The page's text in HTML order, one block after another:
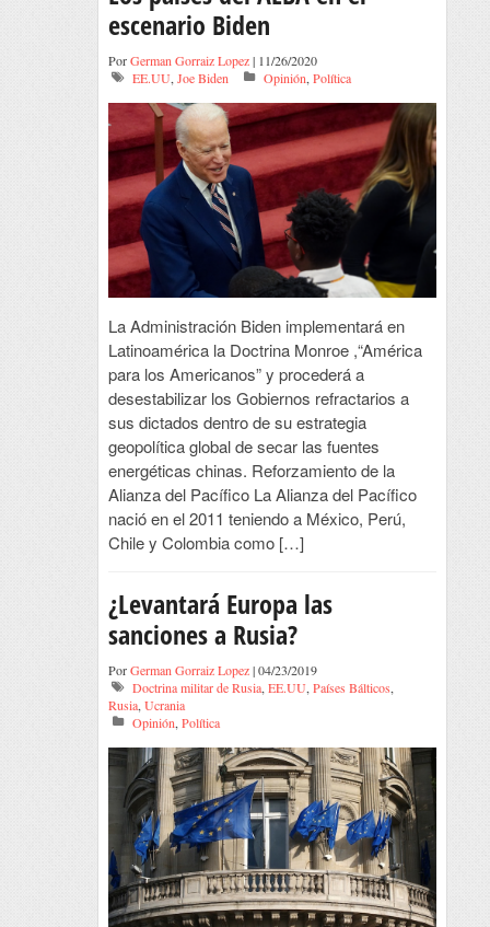
escenario Biden
PorGerman Gorraiz Lopez| 11/26/2020
EE.UU, Joe Biden Opinión, Política
La Administración Biden implementará en
Latinoamérica la Doctrina Monroe ,“América
para los Americanos” y procederá a
desestabilizar los Gobiernos refractarios a
sus dictados dentro de su estrategia
geopolítica global de secar las fuentes
energéticas chinas. Reforzamiento de la
Alianza del Pacífico La Alianza del Pacífico
nació en el 2011 teniendo a México, Perú,
Chile y Colombia como […]
¿Levantará Europa las
sanciones a Rusia?
PorGerman Gorraiz Lopez| 04/23/2019
Doctrina militar de Rusia, EE.UU, Países Bálticos,
Rusia, Ucrania
Opinión, Política